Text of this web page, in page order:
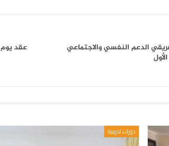
الدعم النفسي والاجتماعي
عقد يوم الخميس 30-4-2015م اجتماع مجلس
دورات تدريبية